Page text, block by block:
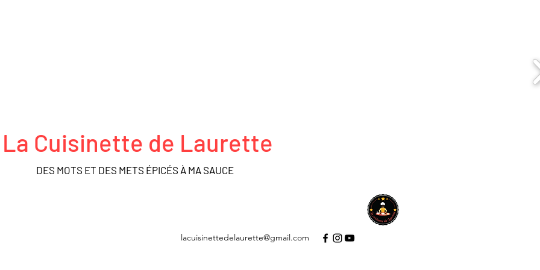
La Cuisinette de Laurette
DES MOTS ET DES METS ÉPICÉS À MA SAUCE
lacuisinettedelaurette@gmail.com